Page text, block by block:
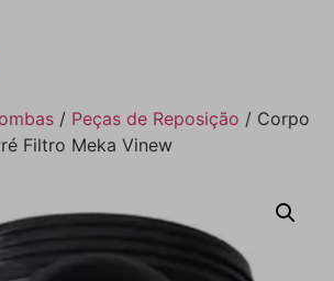
/ Peças de Reposição / Corpo
Filtro Meka Vinew